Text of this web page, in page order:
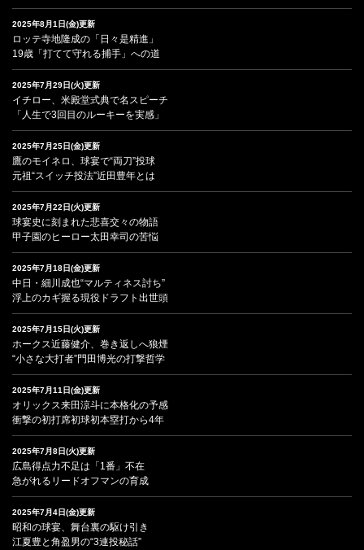
2025年8月1日(金)更新
ロッテ寺地隆成の「日々是精進」
19歳「打てて守れる捕手」への道
2025年7月29日(火)更新
イチロー、米殿堂式典で名スピーチ
「人生で3回目のルーキーを実感」
2025年7月25日(金)更新
鷹のモイネロ、球宴で“両刀”投球
元祖“スイッチ投法”近田豊年とは
2025年7月22日(火)更新
球宴史に刻まれた悲喜交々の物語
甲子園のヒーロー太田幸司の苦悩
2025年7月18日(金)更新
中日・細川成也“マルティネス討ち”
浮上のカギ握る現役ドラフト出世頭
2025年7月15日(火)更新
ホークス近藤健介、巻き返しへ狼煙
“小さな大打者”門田博光の打撃哲学
2025年7月11日(金)更新
オリックス来田涼斗に本格化の予感
衝撃の初打席初球初本塁打から4年
2025年7月8日(火)更新
広島得点力不足は「1番」不在
急がれるリードオフマンの育成
2025年7月4日(金)更新
昭和の球宴、舞台裏の駆け引き
江夏豊と角盈男の“3連投秘話”